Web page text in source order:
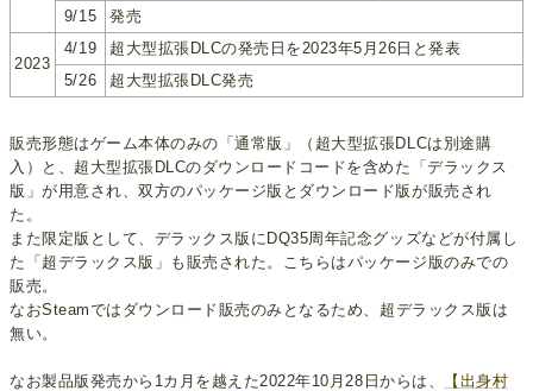
9/15
発売
2023
4/19
超大型拡張DLCの発売日を2023年5月26日と発表
5/26
超大型拡張DLC発売
販売形態はゲーム本体のみの「通常版」（超大型拡張DLCは別途購
入）と、超大型拡張DLCのダウンロードコードを含めた「デラックス
版」が用意され、双方のパッケージ版とダウンロード版が販売され
た。
また限定版として、デラックス版にDQ35周年記念グッズなどが付属し
た「超デラックス版」も販売された。こちらはパッケージ版のみでの
販売。
なおSteamではダウンロード販売のみとなるため、超デラックス版は
無い。
なお製品版発売から1カ月を越えた2022年10月28日からは、
【出身村